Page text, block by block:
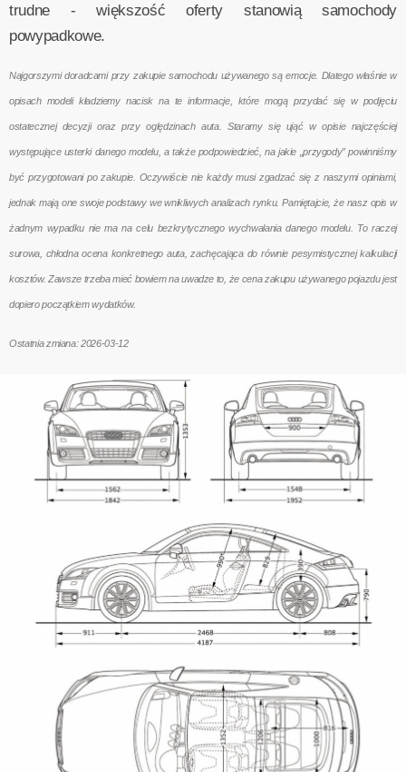
trudne - większość oferty stanowią samochody
powypadkowe.
Najgorszymi doradcami przy zakupie samochodu używanego są emocje. Dlatego właśnie w
opisach modeli kładziemy nacisk na te informacje, które mogą przydać się w podjęciu
ostatecznej decyzji oraz przy oględzinach auta. Staramy się ująć w opisie najczęściej
występujące usterki danego modelu, a także podpowiedzieć, na jakie „przygody” powinniśmy
być przygotowani po zakupie. Oczywiście nie każdy musi zgadzać się z naszymi opiniami,
jednak mają one swoje podstawy we wnikliwych analizach rynku. Pamiętajcie, że nasz opis w
żadnym wypadku nie ma na celu bezkrytycznego wychwalania danego modelu. To raczej
surowa, chłodna ocena konkretnego auta, zachęcająca do równie pesymistycznej kalkulacji
kosztów. Zawsze trzeba mieć bowiem na uwadze to, że cena zakupu używanego pojazdu jest
dopiero początkiem wydatków.
Ostatnia zmiana: 2026-03-12